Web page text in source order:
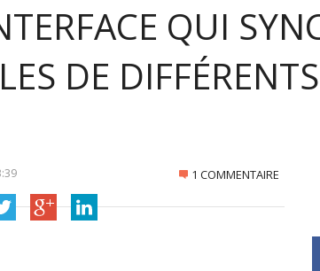
QUI
DE
1 COMMENTAIRE